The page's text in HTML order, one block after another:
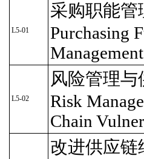
L5-01
采购职能管
Purchasing
Management
L5-02
风险管理
Risk
Chain
改进供应链